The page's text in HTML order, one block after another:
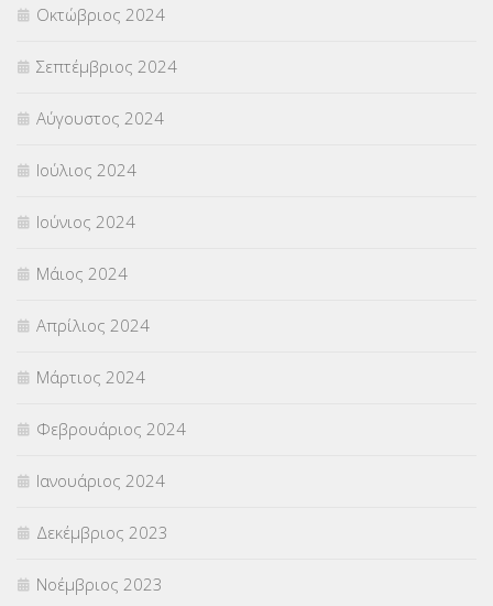
Οκτώβριος 2024
Σεπτέμβριος 2024
Αύγουστος 2024
Ιούλιος 2024
Ιούνιος 2024
Μάιος 2024
Απρίλιος 2024
Μάρτιος 2024
Φεβρουάριος 2024
Ιανουάριος 2024
Δεκέμβριος 2023
Νοέμβριος 2023